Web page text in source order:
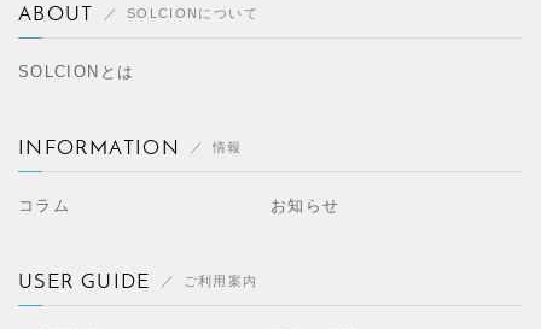
ABOUT SOLCIONについて
SOLCIONとは
INFORMATION 情報
コラム お知らせ
USER GUIDE ご利用案内